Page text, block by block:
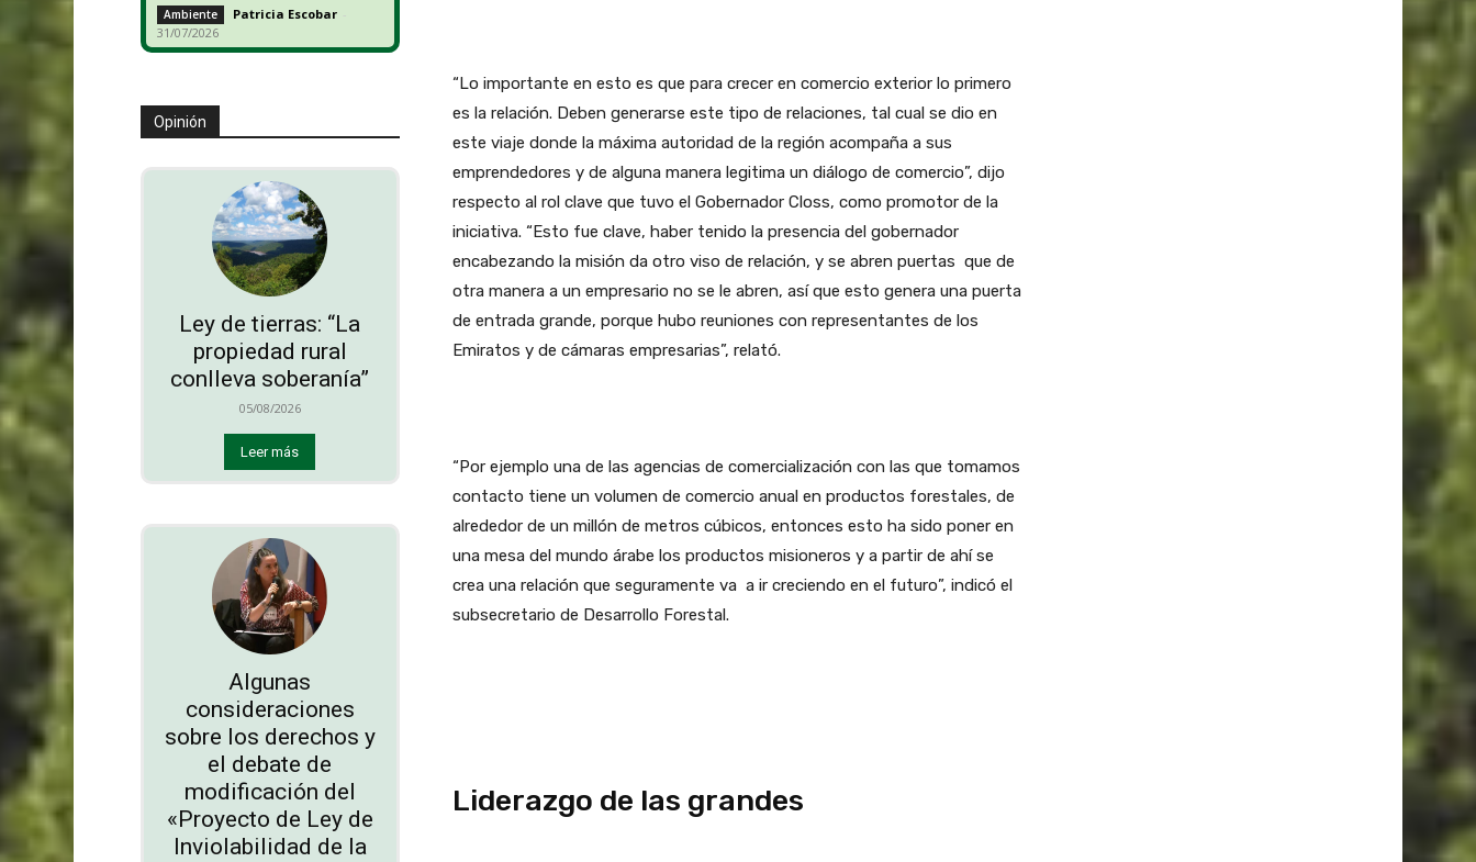
Ambiente Patricia Escobar -
31/07/2026
Opinión
Ley de tierras: “La
propiedad rural
conlleva soberanía”
05/08/2026
Leer más
Algunas
consideraciones
sobre los derechos y
el debate de
modificación del
«Proyecto de Ley de
Inviolabilidad de la
“Lo importante en esto es que para crecer en comercio exterior lo primero
es la relación. Deben generarse este tipo de relaciones, tal cual se dio en
este viaje donde la máxima autoridad de la región acompaña a sus
emprendedores y de alguna manera legitima un diálogo de comercio”, dijo
respecto al rol clave que tuvo el Gobernador Closs, como promotor de la
iniciativa. “Esto fue clave, haber tenido la presencia del gobernador
encabezando la misión da otro viso de relación, y se abren puertas que de
otra manera a un empresario no se le abren, así que esto genera una puerta
de entrada grande, porque hubo reuniones con representantes de los
Emiratos y de cámaras empresarias”, relató.
“Por ejemplo una de las agencias de comercialización con las que tomamos
contacto tiene un volumen de comercio anual en productos forestales, de
alrededor de un millón de metros cúbicos, entonces esto ha sido poner en
una mesa del mundo árabe los productos misioneros y a partir de ahí se
crea una relación que seguramente va a ir creciendo en el futuro”, indicó el
subsecretario de Desarrollo Forestal.
Liderazgo de las grandes